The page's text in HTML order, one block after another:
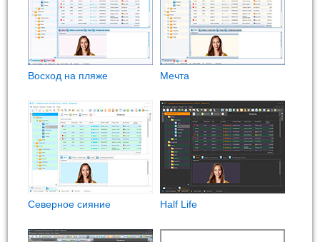
Восход на пляже Мечта
Северное сияние Half Life